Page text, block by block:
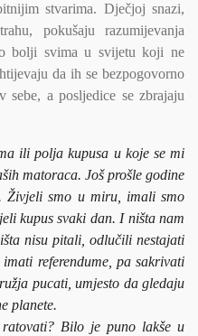
stvarima. Dječjoj snazi,
pokušaju razumijevanja
bolji svima u svijetu koji ne
da ih se bezpogovorno
sebe, a posljedice se zbrajaju
ili polja kupusa u koje se mi
matoraca. Još prošle godine
Živjeli smo u miru, imali smo
kupus svaki dan. I ništa nam
nisu pitali, odlučili nestajati
referendume, pa sakrivati
pucati, umjesto da gledaju
planete.
Bilo je puno lakše u